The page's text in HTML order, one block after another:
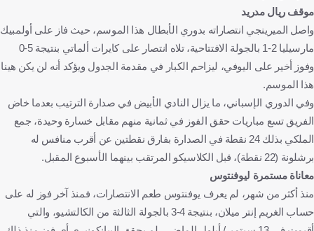
موقف ريال مدريد
واصل الميرينجي انتصاراته بدوري الأبطال هذا الموسم، حيث فاز على أولمبيك
مارسيليا 2-1 بالجولة الافتتاحية، تلاه انتصار على كايرات ألماتي بنتيجة 5-0
وفوز أخير على اليوفي، ليزاحم الكبار في مقدمة الجدول ويؤكد أنه لن يكن هينا
هذا الموسم.
وفي الدوري الإسباني، ما يزال النادي الأبيض في صدارة الترتيب بعدما خاض
الفريق تسع مباريات حقق الفوز في ثمانية منهم مقابل خسارة وحيدة، جمع
الملكي بذلك 24 نقطة في الصدارة بفارق نقطتين عن أقرب منافس له
برشلونة (22 نقطة)، قبل الكلاسيكو المرتقب بينهما الأسبوع المقبل.
معاناة مستمرة ليوفنتوس
منذ أكثر من شهر، لم يعرف يوفنتوس طعم الانتصارات، فمنذ آخر فوز له على
حساب الغريم إنتر ميلان، بنتيجة 4-3 بالجولة الثالثة من الكالتشيو، والتي